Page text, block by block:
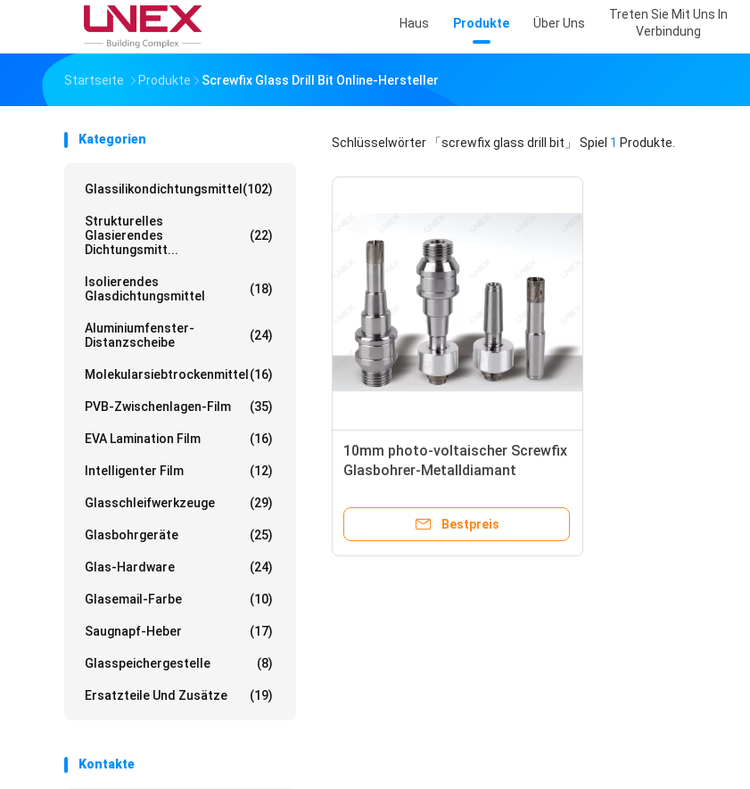
Haus Produkte Über Uns
Treten Sie Mit Uns In
Verbindung
Startseite Produkte Screwfix Glass Drill Bit Online-Hersteller
Kategorien
Glassilikondichtungsmittel (102)
Strukturelles
Glasierendes
Dichtungsmitt...
(22)
Isolierendes
Glasdichtungsmittel
(18)
Aluminiumfenster-
Distanzscheibe
(24)
Molekularsiebtrockenmittel (16)
PVB-Zwischenlagen-Film (35)
EVA Lamination Film (16)
Intelligenter Film (12)
Glasschleifwerkzeuge (29)
Glasbohrgeräte (25)
Glas-Hardware (24)
Glasemail-Farbe (10)
Saugnapf-Heber (17)
Glasspeichergestelle (8)
Ersatzteile Und Zusätze (19)
Kontakte
Schlüsselwörter 「screwfix glass drill bit」 Spiel 1 Produkte.
10mm photo-voltaischer Screwfix
Glasbohrer-Metalldiamant
Bestpreis